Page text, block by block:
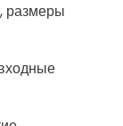
размеры